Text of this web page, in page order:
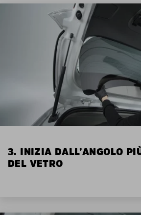
3. INIZIA DALL’ANGOLO
DEL VETRO